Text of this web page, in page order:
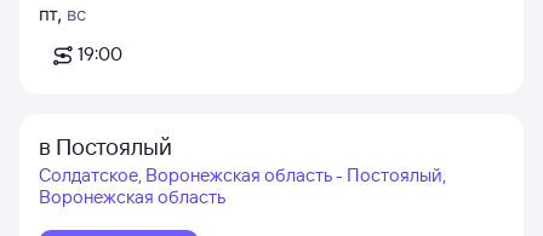
пт, вс
19:00
в Постоялый
Солдатское, Воронежская область - Постоялый,
Воронежская область